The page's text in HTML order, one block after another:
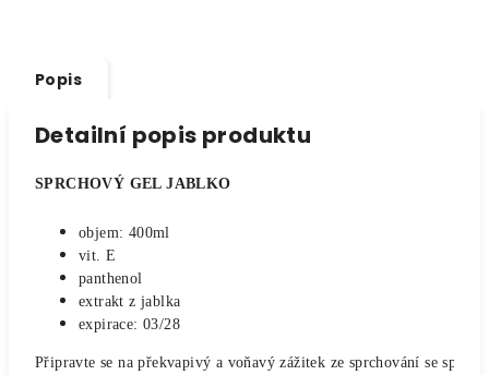
Popis
Detailní popis produktu
SPRCHOVÝ GEL JABLKO
objem: 400ml
vit. E
panthenol
extrakt z jablka
expirace: 03/28
Připravte se na překvapivý a voňavý zážitek ze sprchování se